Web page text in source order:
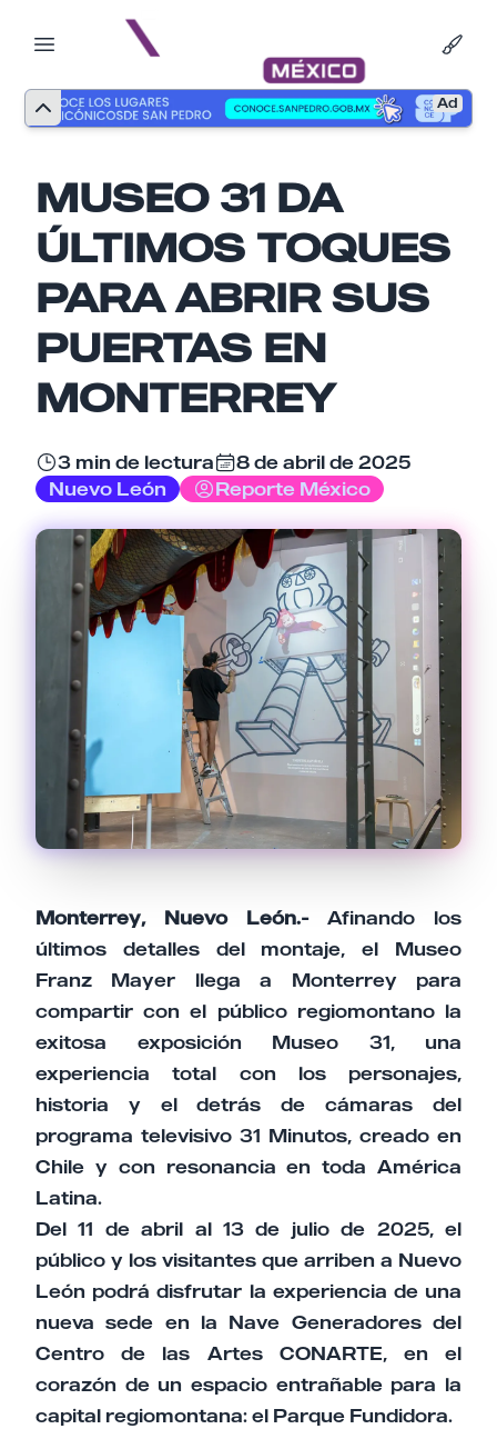
Ad
MUSEO 31 DA
ÚLTIMOS TOQUES
PARA ABRIR SUS
PUERTAS EN
MONTERREY
3 min de lectura
8 de abril de 2025
Nuevo León
Reporte México
Monterrey, Nuevo León.-Afinando los
últimos detalles del montaje, el Museo
Franz Mayer llega a Monterrey para
compartir con el público regiomontano la
exitosa exposición Museo 31, una
experiencia total con los personajes,
historia y el detrás de cámaras del
programa televisivo 31 Minutos, creado en
Chile y con resonancia en toda América
Latina.
Del 11 de abril al 13 de julio de 2025, el
público y los visitantes que arriben a Nuevo
León podrá disfrutar la experiencia de una
nueva sede en la Nave Generadores del
Centro de las Artes CONARTE, en el
corazón de un espacio entrañable para la
capital regiomontana: el Parque Fundidora.
Nombre
Email
Tu comentario
Cancelar Enviar comentario